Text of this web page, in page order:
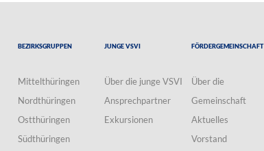
Bezirksgruppen
Mittelthüringen
Nordthüringen
Ostthüringen
Südthüringen
Junge VSVI
Über die junge VSVI
Ansprechpartner
Exkursionen
Fördergemeinschaft
Über die
Gemeinschaft
Aktuelles
Vorstand